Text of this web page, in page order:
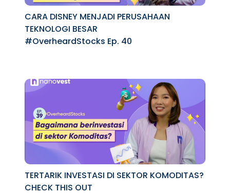
CARA DISNEY MENJADI PERUSAHAAN
TEKNOLOGI BESAR
#OverheardStocks Ep. 40
TERTARIK INVESTASI DI SEKTOR KOMODITAS?
CHECK THIS OUT